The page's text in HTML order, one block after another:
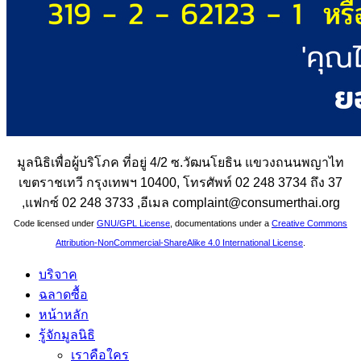
มูลนิธิเพื่อผู้บริโภค ที่อยู่ 4/2 ซ.วัฒนโยธิน แขวงถนนพญาไท
เขตราชเทวี กรุงเทพฯ 10400, โทรศัพท์ 02 248 3734 ถึง 37
,แฟกซ์ 02 248 3733 ,อีเมล complaint@consumerthai.org
Code licensed under GNU/GPL License , documentations under a Creative Commons
Attribution-NonCommercial-ShareAlike 4.0 International License
บริจาค
ฉลาดซื้อ
หน้าหลัก
รู้จักมูลนิธิ
เราคือใคร